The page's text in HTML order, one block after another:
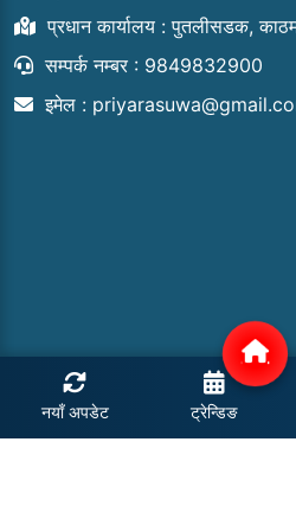
प्रधान कार्यालय : पुतलीसडक,
सम्पर्क नम्बर : 9849832900
इमेल :
नयाँ अपडेट ट्रेन्डिङ